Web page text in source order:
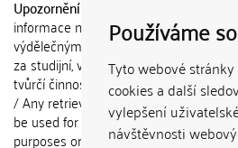
Používáme
Tyto webové
cookies a další
vylepšení
návštěvnosti
Upozornění / Notice:
informace nemohou být použity k
výdělečným účelům nebo vydávány
za studijní, vědeckou nebo jinou
tvůrčí činnost jiné osoby než autora.
/ Any retrieved information shall not
be used for any commercial
purposes or claimed as results of